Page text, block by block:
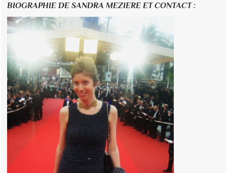
BIOGRAPHIE DE SANDRA MEZIERE ET CONTACT :